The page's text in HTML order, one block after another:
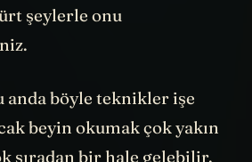
şeylerle onu
anda böyle teknikler işe
beyin okumak çok yakın
sıradan bir hale gelebilir.